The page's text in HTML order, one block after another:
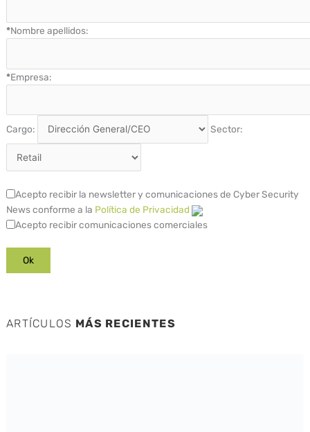
*Nombre apellidos:
*Empresa:
Cargo: Sector:
Acepto recibir la newsletter y comunicaciones de Cyber Security
News conforme a la Política de Privacidad
Acepto recibir comunicaciones comerciales
ARTÍCULOS MÁS RECIENTES